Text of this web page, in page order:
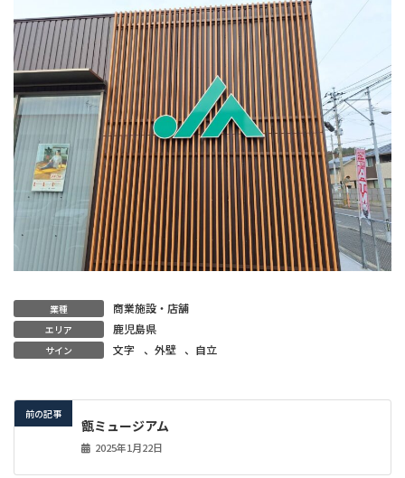
業種 商業施設・店舗
エリア 鹿児島県
サイン 文字 、 外壁 、 自立
前の記事
甑ミュージアム
2025年1月22日